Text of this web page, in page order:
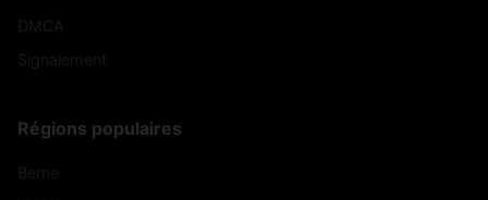
Régions populaires